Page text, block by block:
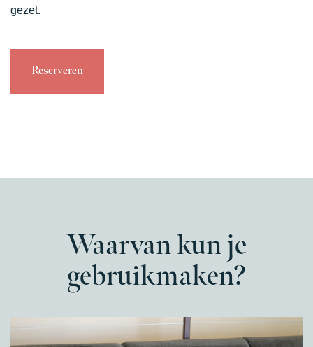
gezet.
Reserveren
Waarvan kun je
gebruikmaken?